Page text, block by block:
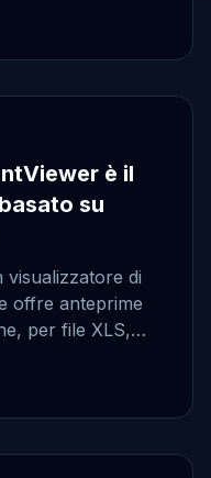
è il
su
visualizzatore di
offre anteprime
per file XLS,